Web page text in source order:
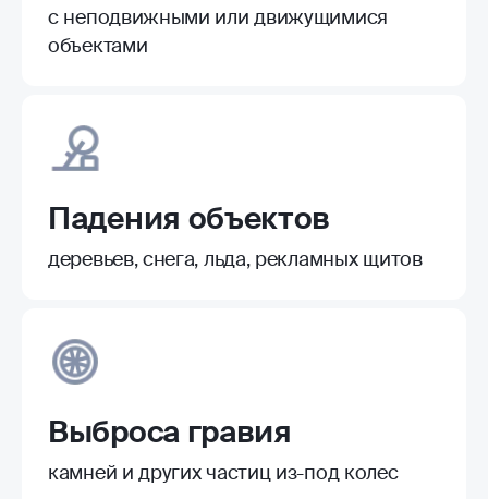
с неподвижными или движущимися
объектами
Падения объектов
деревьев, снега, льда, рекламных щитов
Выброса гравия
камней и других частиц из-под колес